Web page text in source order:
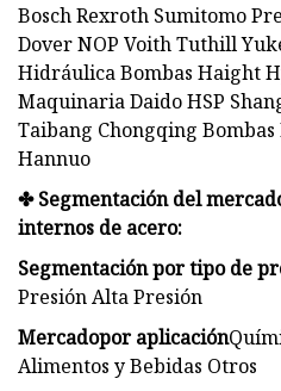
Bosch Rexroth Sumitomo
Dover NOP Voith Tuthill
Hidráulica Bombas Haight
Maquinaria Daido HSP
Taibang Chongqing
Hannuo
✤ Segmentación del
internos de acero:
Segmentación por tipo de
Presión Alta Presión
Mercadopor aplicación
Alimentos y Bebidas Otros